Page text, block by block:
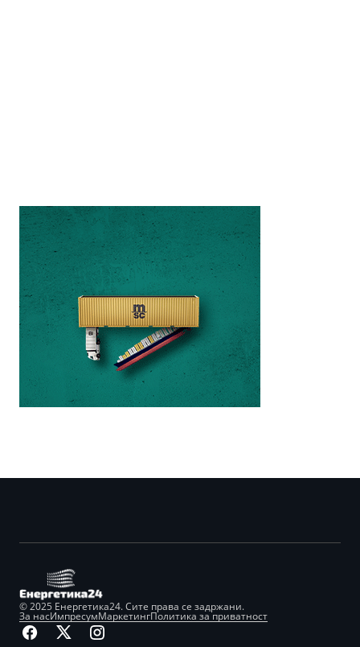
© 2025 Енергетика24. Сите права се задржани.
За насИмпресумМаркетингПолитика за приватност